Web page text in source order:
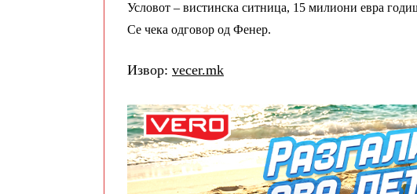
Условот – вистинска ситница, 15 милиони евра
Се чека одговор од Фенер.
Извор: vecer.mk